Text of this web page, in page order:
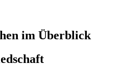
im Überblick